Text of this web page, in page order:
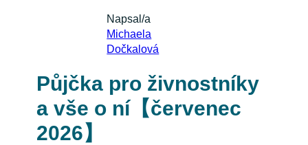
Napsal/a
Michaela
Dočkalová
Půjčka pro živnostníky
a vše o ní【červenec
2026】